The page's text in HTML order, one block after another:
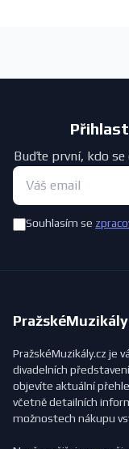
Buďte první, kdo se
Souhlasím se
PražskéMuzikály.cz je
divadelních
objevíte aktuální
včetně detailních
možnostech nákupu